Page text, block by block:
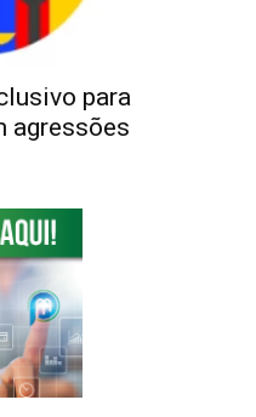
para
agressões